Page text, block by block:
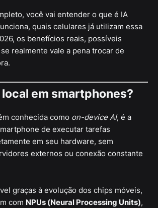
você vai entender o que é IA
quais celulares já utilizam essa
os benefícios reais, possíveis
realmente vale a pena trocar de
local em smartphones?
conhecida como on-device AI, é a
de executar tarefas
em seu hardware, sem
externos ou conexão constante
graças à evolução dos chips móveis,
com NPUs (Neural Processing Units),